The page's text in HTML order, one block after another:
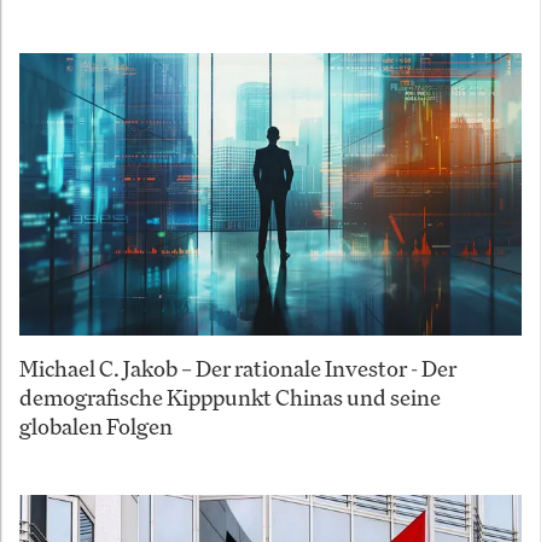
Michael C. Jakob – Der rationale Investor - Der
demografische Kipppunkt Chinas und seine
globalen Folgen